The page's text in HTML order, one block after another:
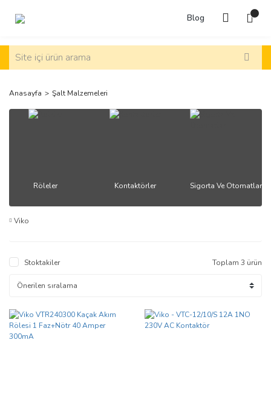
Blog
Anasayfa Şalt Malzemeleri
Röleler Kontaktörler Sigorta Ve Otomatlar
Viko
Stoktakiler Toplam 3 ürün